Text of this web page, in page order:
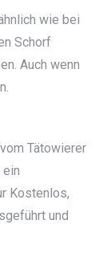
wie bei
Schorf
Auch wenn
Tätowierer
Kostenlos,
und